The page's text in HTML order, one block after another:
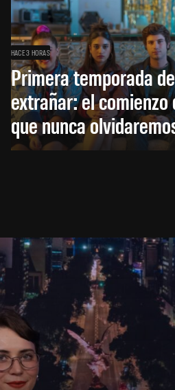
HACE 3 HORAS
Primera temporada
extrañar: el
que nunca